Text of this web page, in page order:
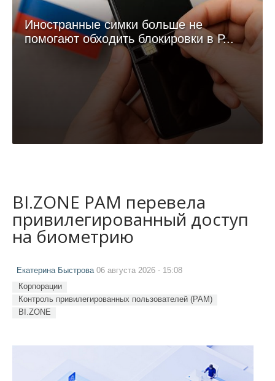
Иностранные симки больше не
помогают обходить блокировки в Р...
BI.ZONE PAM перевела
привилегированный доступ
на биометрию
Екатерина Быстрова06 августа 2026 - 15:08
Корпорации
Контроль привилегированных пользователей (PAM)
BI.ZONE